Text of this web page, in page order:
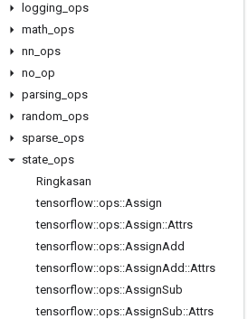
logging ops
math ops
nn ops
no op
parsing ops
random ops
sparse ops
state ops
Ringkasan
tensorflow::ops::Assign
tensorflow::ops::Assign::Attrs
tensorflow::ops::AssignAdd
tensorflow::ops::AssignAdd ::Attrs
tensorflow::ops::AssignSub
tensorflow::ops::AssignSub::Attrs